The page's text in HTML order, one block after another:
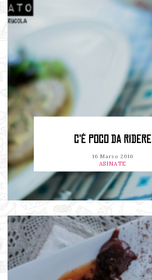
C'É POCO DA RIDERE
16 Marzo 2016
ASINATE